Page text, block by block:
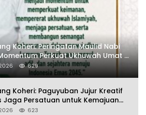
Koheri: Peringatan Maulid Nabi
Perkuat Ukhuwah Umat di
Tengah
629
Koheri: Paguyuban Jujur Kreatif
Jaga Persatuan untuk Kemajuan
Tengah
623